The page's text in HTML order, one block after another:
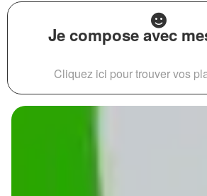
Je compose avec
Cliquez ici pour trouver vos